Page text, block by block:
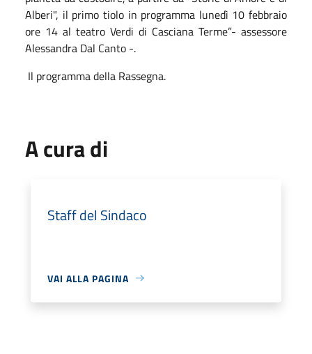
Alberi", il primo tiolo in programma lunedì 10 febbraio
ore 14 al teatro Verdi di Casciana Terme”- assessore
Alessandra Dal Canto -.
Il programma della Rassegna.
A cura di
Staff del Sindaco
VAI ALLA PAGINA